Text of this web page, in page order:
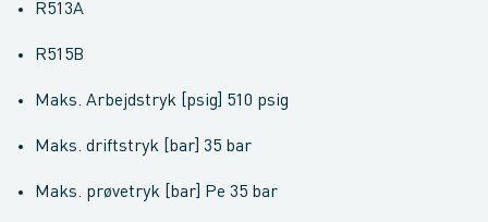
R513A
R515B
Maks. Arbejdstryk [psig] 510 psig
Maks. driftstryk [bar] 35 bar
Maks. prøvetryk [bar] Pe 35 bar